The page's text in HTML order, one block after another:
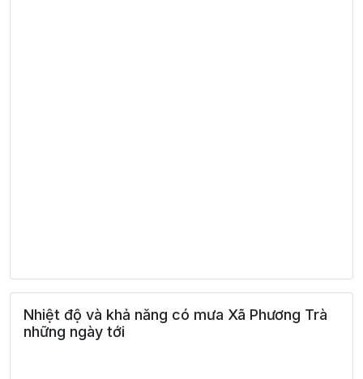
Nhiệt độ và khả năng có mưa Xã Phương Trà
những ngày tới